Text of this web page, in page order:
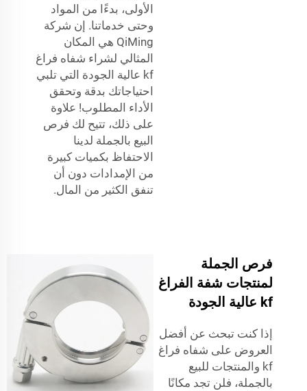
الأولى، بدءًا من المواد
وحتى خدماتنا. إن شركة
QiMing هي المكان
المثالي لشراء شفاه فراغ
kf عالية الجودة التي تلبي
احتياجاتك بدقة وتحقق
الأداء المطلوب! علاوة
على ذلك، تتيح لك فرص
البيع بالجملة لدينا
الاحتفاظ بكميات كبيرة
من الإمدادات دون أن
تنفق الكثير من المال.
فرص الجملة
لمنتجات شفة الفراغ
kf عالية الجودة
إذا كنت تبحث عن أفضل
العروض على شفاه فراغ
kf والمنتجات للبيع
بالجملة، فلن تجد مكانًا